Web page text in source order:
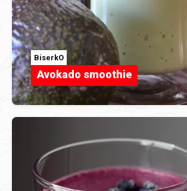
BiserkO
Avokado smoothie